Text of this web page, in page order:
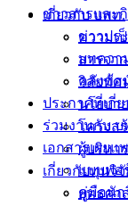
เกี่ยวกับ บพท.
ความเ
สารจา
วิสัยทัศ
นโยบา
โครงส
ผู้บริหา
เกี่ยวกับทุนวิจั
ยุทธศา
ข่าวสารและ
ข่าวปร
บทควา
คลังข้อ
ประกาศที่เกี่
ร่วมงานกับ บ
เอกสารเผยแ
แบบฟอ
คู่มือนัก